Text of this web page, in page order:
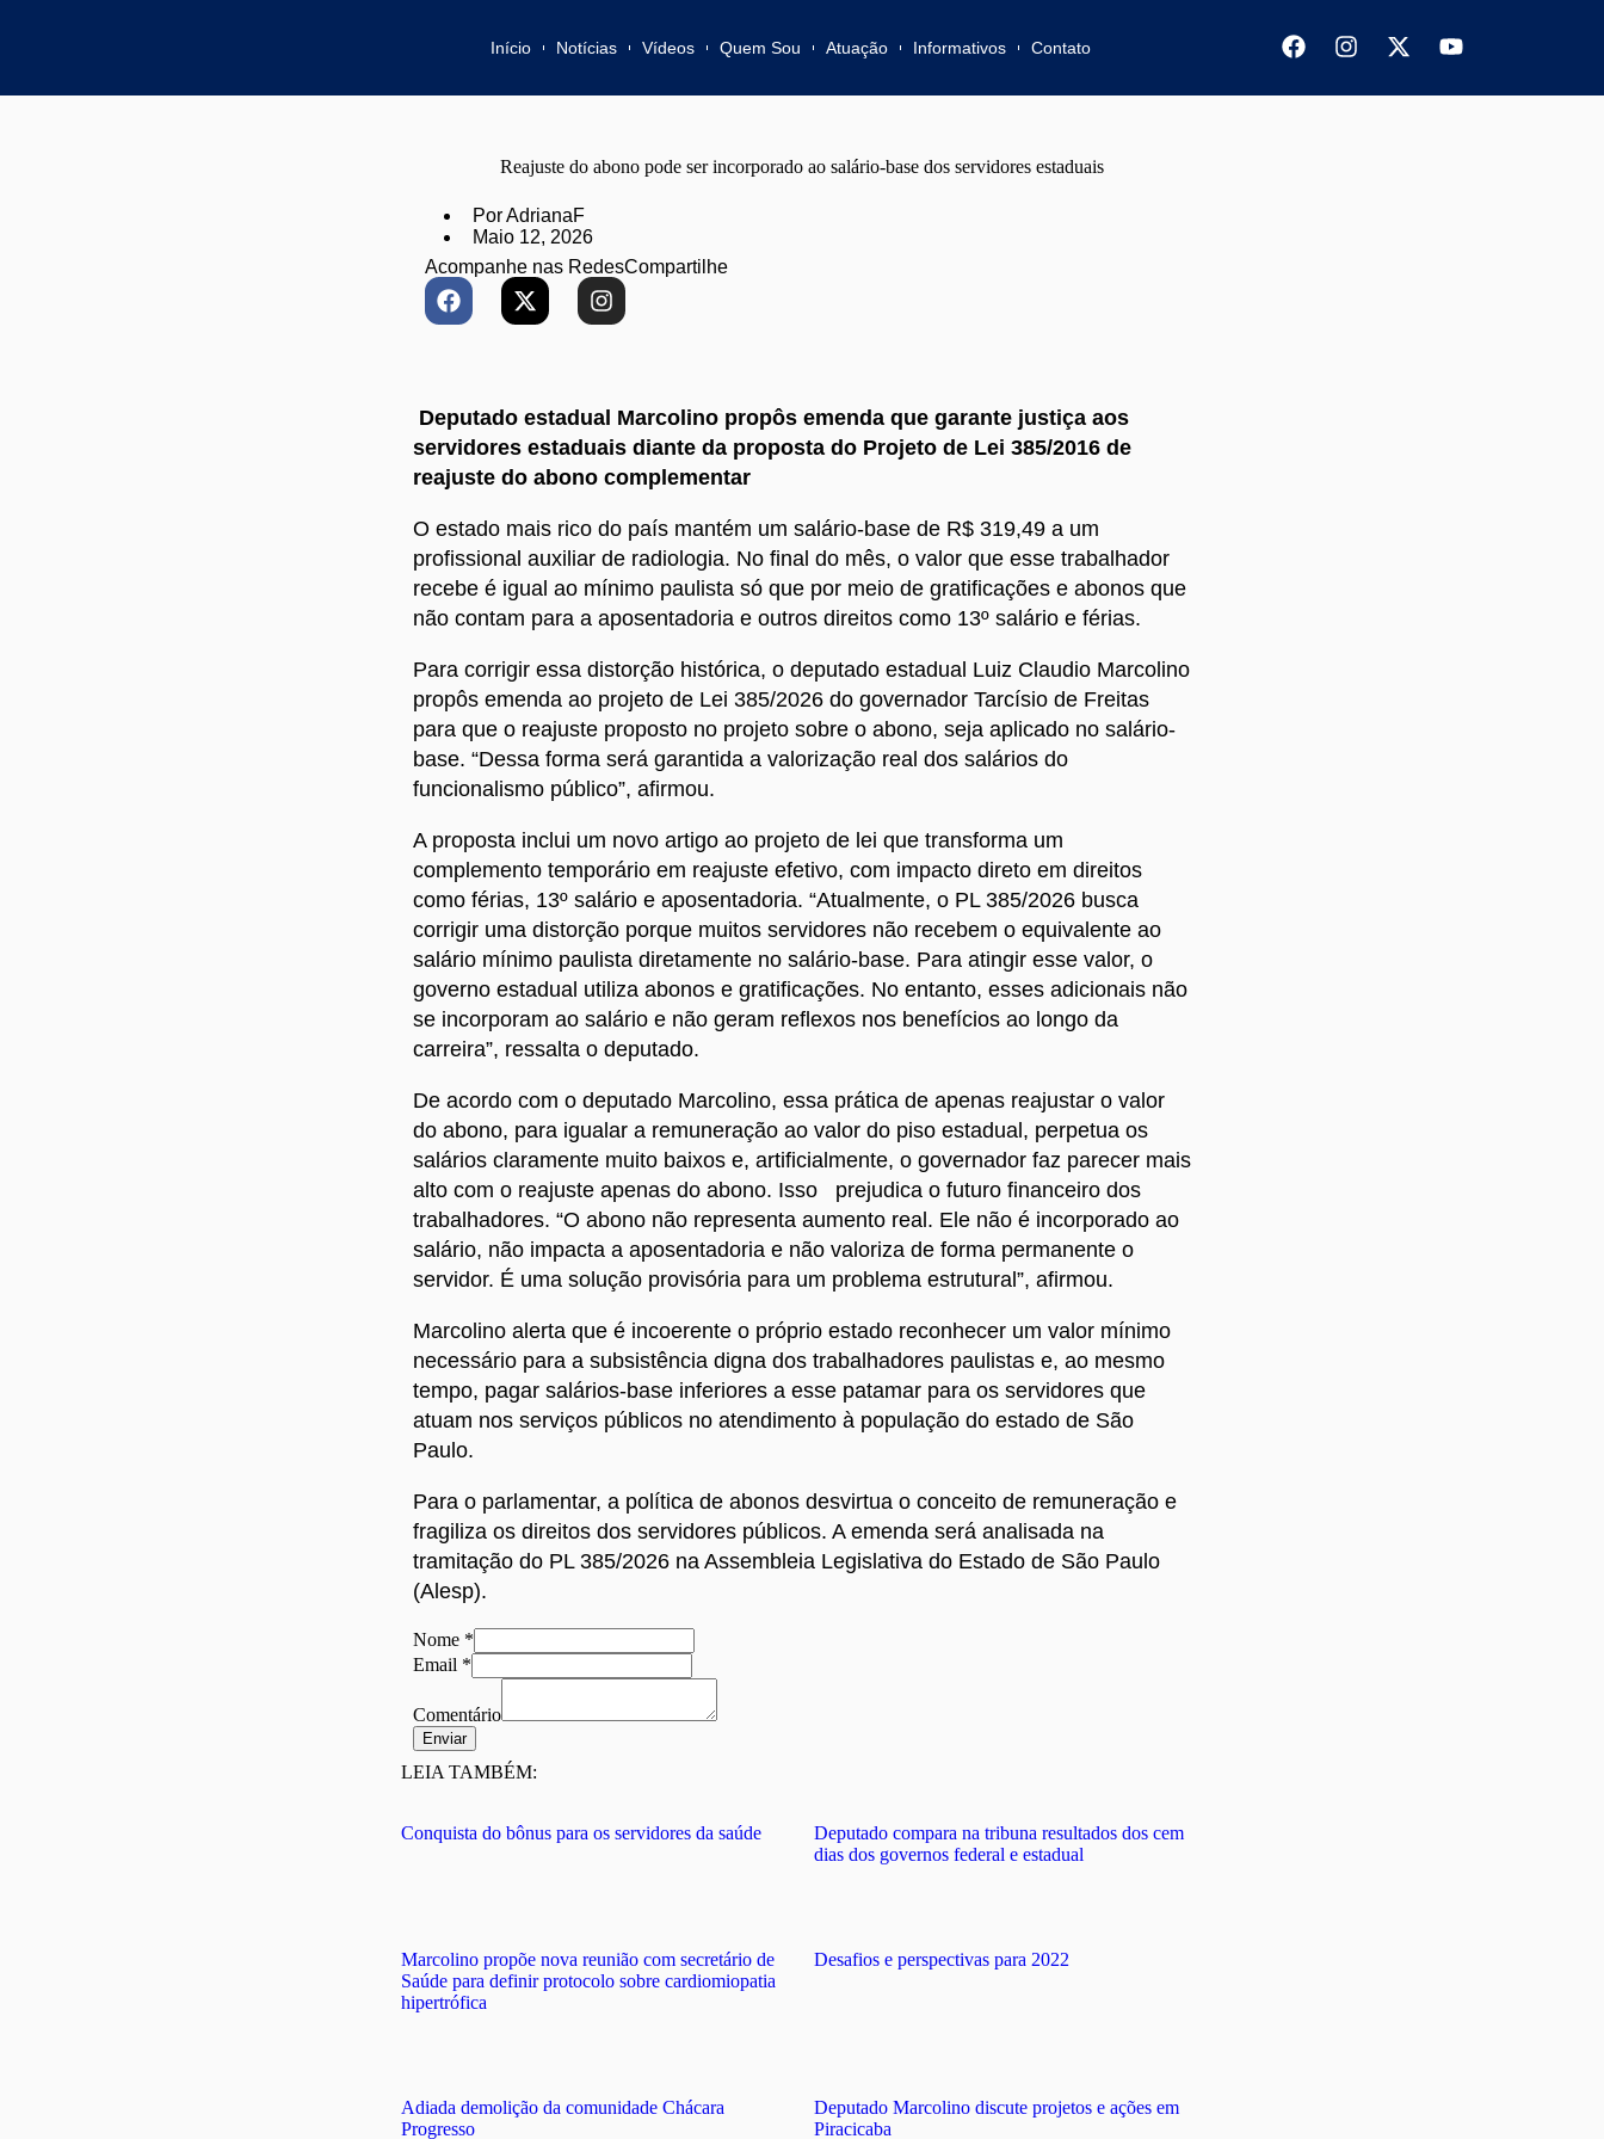
Início Notícias Vídeos Quem Sou Atuação Informativos Contato
Reajuste do abono pode ser incorporado ao salário-base dos servidores estaduais
PorAdrianaF
Maio 12, 2026
Acompanhe nas RedesCompartilhe
Deputado estadual Marcolino propôs emenda que garante justiça aos
servidores estaduais diante da proposta do Projeto de Lei 385/2016 de
reajuste do abono complementar
O estado mais rico do país mantém um salário-base de R$ 319,49 a um
profissional auxiliar de radiologia. No final do mês, o valor que esse trabalhador
recebe é igual ao mínimo paulista só que por meio de gratificações e abonos que
não contam para a aposentadoria e outros direitos como 13º salário e férias.
Para corrigir essa distorção histórica, o deputado estadual Luiz Claudio Marcolino
propôs emenda ao projeto de Lei 385/2026 do governador Tarcísio de Freitas
para que o reajuste proposto no projeto sobre o abono, seja aplicado no salário-
base. “Dessa forma será garantida a valorização real dos salários do
funcionalismo público”, afirmou.
A proposta inclui um novo artigo ao projeto de lei que transforma um
complemento temporário em reajuste efetivo, com impacto direto em direitos
como férias, 13º salário e aposentadoria. “Atualmente, o PL 385/2026 busca
corrigir uma distorção porque muitos servidores não recebem o equivalente ao
salário mínimo paulista diretamente no salário-base. Para atingir esse valor, o
governo estadual utiliza abonos e gratificações. No entanto, esses adicionais não
se incorporam ao salário e não geram reflexos nos benefícios ao longo da
carreira”, ressalta o deputado.
De acordo com o deputado Marcolino, essa prática de apenas reajustar o valor
do abono, para igualar a remuneração ao valor do piso estadual, perpetua os
salários claramente muito baixos e, artificialmente, o governador faz parecer mais
alto com o reajuste apenas do abono. Isso prejudica o futuro financeiro dos
trabalhadores. “O abono não representa aumento real. Ele não é incorporado ao
salário, não impacta a aposentadoria e não valoriza de forma permanente o
servidor. É uma solução provisória para um problema estrutural”, afirmou.
Marcolino alerta que é incoerente o próprio estado reconhecer um valor mínimo
necessário para a subsistência digna dos trabalhadores paulistas e, ao mesmo
tempo, pagar salários-base inferiores a esse patamar para os servidores que
atuam nos serviços públicos no atendimento à população do estado de São
Paulo.
Para o parlamentar, a política de abonos desvirtua o conceito de remuneração e
fragiliza os direitos dos servidores públicos. A emenda será analisada na
tramitação do PL 385/2026 na Assembleia Legislativa do Estado de São Paulo
(Alesp).
Nome *
Nome
Comentário
Email
Email *
Comentário
Enviar
LEIA TAMBÉM:
Conquista do bônus para os servidores da saúde
Deputado compara na tribuna resultados dos cem
dias dos governos federal e estadual
Marcolino propõe nova reunião com secretário de
Saúde para definir protocolo sobre cardiomiopatia
hipertrófica
Desafios e perspectivas para 2022
Adiada demolição da comunidade Chácara
Progresso
Deputado Marcolino discute projetos e ações em
Piracicaba